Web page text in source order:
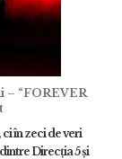
– “FOREVER
ci în zeci de veri
Direcția 5 și